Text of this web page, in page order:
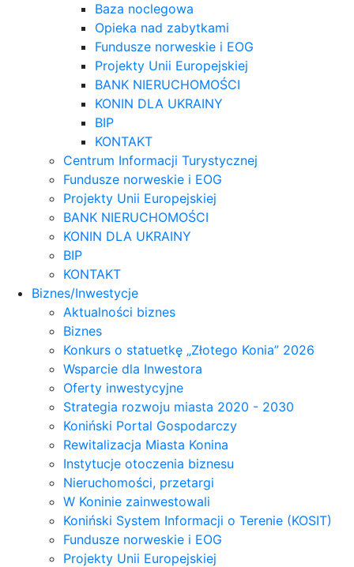
Baza noclegowa
Opieka nad zabytkami
Fundusze norweskie i EOG
Projekty Unii Europejskiej
BANK NIERUCHOMOŚCI
KONIN DLA UKRAINY
BIP
KONTAKT
Centrum Informacji Turystycznej
Fundusze norweskie i EOG
Projekty Unii Europejskiej
BANK NIERUCHOMOŚCI
KONIN DLA UKRAINY
BIP
KONTAKT
Biznes/Inwestycje
Aktualności biznes
Biznes
Konkurs o statuetkę „Złotego Konia” 2026
Wsparcie dla Inwestora
Oferty inwestycyjne
Strategia rozwoju miasta 2020 - 2030
Koniński Portal Gospodarczy
Rewitalizacja Miasta Konina
Instytucje otoczenia biznesu
Nieruchomości, przetargi
W Koninie zainwestowali
Koniński System Informacji o Terenie (KOSIT)
Fundusze norweskie i EOG
Projekty Unii Europejskiej